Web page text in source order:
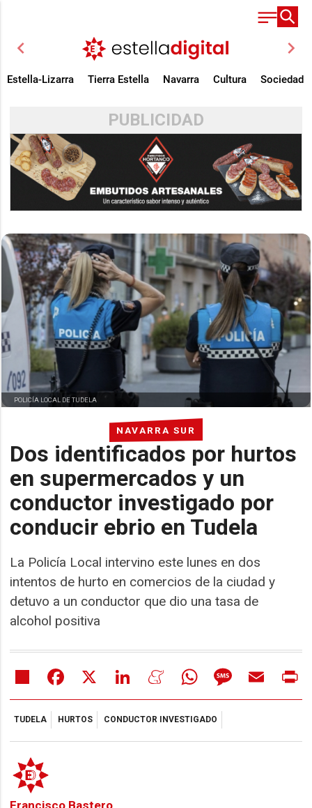
chevron_left chevron_right
Estella-Lizarra Tierra Estella Navarra Cultura Sociedad
PUBLICIDAD
NAVARRA SUR
Dos identificados por hurtos
en supermercados y un
conductor investigado por
conducir ebrio en Tudela
La Policía Local intervino este lunes en dos
intentos de hurto en comercios de la ciudad y
detuvo a un conductor que dio una tasa de
alcohol positiva
POLICÍA LOCAL DE TUDELA
Share Facebook LinkedIn MeneameWhatsAppMessageEmail
TUDELA HURTOS CONDUCTOR INVESTIGADO
Francisco Bastero